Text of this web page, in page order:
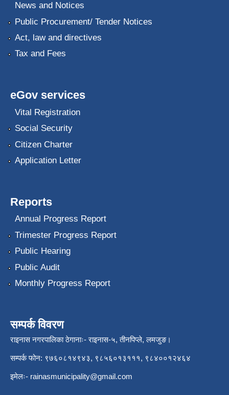
News and Notices
Public Procurement/ Tender Notices
Act, law and directives
Tax and Fees
eGov services
Vital Registration
Social Security
Citizen Charter
Application Letter
Reports
Annual Progress Report
Trimester Progress Report
Public Hearing
Public Audit
Monthly Progress Report
सम्पर्क विवरण
राइनास नगरपालिका ठेगानाः- राइनास-५, तीनपिप्ले, लमजुङ।
सम्पर्क फोन: ९७६०८१४९४३, ९८५६०१३१११, ९८४००१२४६४
इमेलः- rainasmunicipality@gmail.com